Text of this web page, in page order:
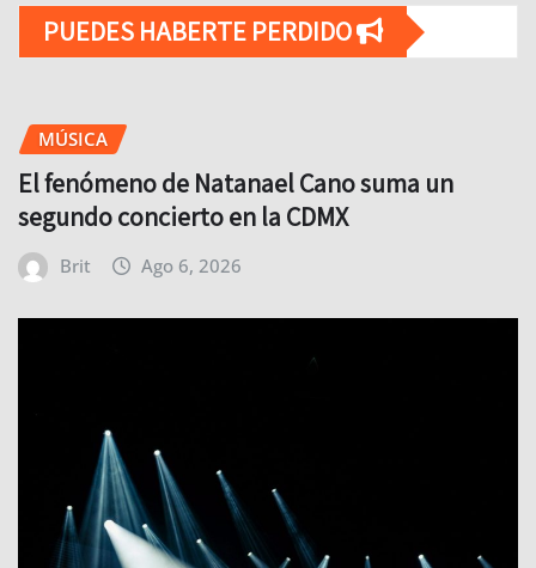
PUEDES HABERTE PERDIDO
MÚSICA
El fenómeno de Natanael Cano suma un
segundo concierto en la CDMX
Brit Ago 6, 2026